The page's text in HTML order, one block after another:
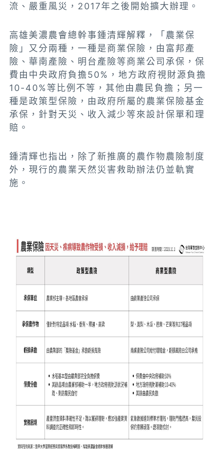
流、嚴重風災，2017年之後開始擴大辦理。
高雄美濃農會總幹事鍾清輝解釋，「農業保
險」又分兩種，一種是商業保險，由富邦產
險、華南產險、明台產險等商業公司承保，保
費由中央政府負擔50%，地方政府視財源負擔
10-40%等比例不等，其他由農民負擔；另一
種是政策型保險，由政府所屬的農業保險基金
承保，針對天災、收入減少等來設計保單和理
賠。
鍾清輝也指出，除了新推廣的農作物農險制度
外，現行的農業天然災害救助辦法仍並軌實
施。